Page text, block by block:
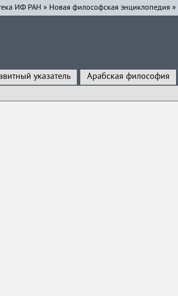
ИФ РАН » Новая философская энциклопедия »
указатель Арабская философия